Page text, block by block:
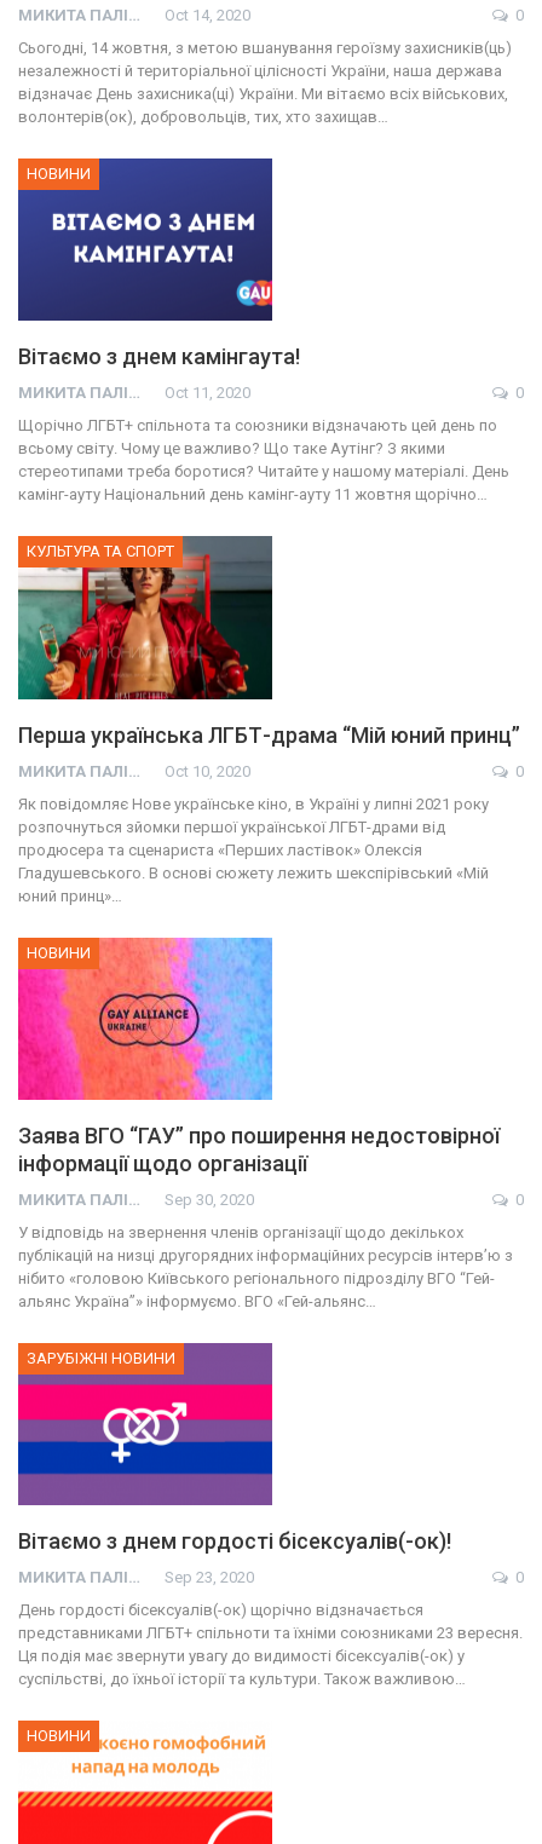
МИКИТА ПАЛІЙ Oct 14, 2020
0
Сьогодні, 14 жовтня, з метою вшанування героїзму захисників(ць)
незалежності й територіальної цілісності України, наша держава
відзначає День захисника(ці) України. Ми вітаємо всіх військових,
волонтерів(ок), добровольців, тих, хто захищав…
НОВИНИ
Вітаємо з днем камінгаута!
МИКИТА ПАЛІЙ Oct 11, 2020
0
Щорічно ЛГБТ+ спільнота та союзники відзначають цей день по
всьому світу. Чому це важливо? Що таке Аутінг? З якими
стереотипами треба боротися? Читайте у нашому матеріалі. День
камінг-ауту Національний день камінг-ауту 11 жовтня щорічно…
КУЛЬТУРА ТА СПОРТ
Перша українська ЛГБТ-драма “Мій юний принц”
МИКИТА ПАЛІЙ Oct 10, 2020
0
Як повідомляє Нове українське кіно, в Україні у липні 2021 року
розпочнуться зйомки першої української ЛГБТ-драми від
продюсера та сценариста «Перших ластівок» Олексія
Гладушевського. В основі сюжету лежить шекспірівський «Мій
юний принц»…
НОВИНИ
Заява ВГО “ГАУ” про поширення недостовірної
інформації щодо організації
МИКИТА ПАЛІЙ Sep 30, 2020
0
У відповідь на звернення членів організації щодо декількох
публікацій на низці другорядних інформаційних ресурсів інтерв’ю з
нібито «головою Київського регіонального підрозділу ВГО “Гей-
альянс Україна”» інформуємо. ВГО «Гей-альянс…
ЗАРУБІЖНІ НОВИНИ
Вітаємо з днем гордості бісексуалів(-ок)!
МИКИТА ПАЛІЙ Sep 23, 2020
0
День гордості бісексуалів(-ок) щорічно відзначається
представниками ЛГБТ+ спільноти та їхніми союзниками 23 вересня.
Ця подія має звернути увагу до видимості бісексуалів(-ок) у
суспільстві, до їхньої історії та культури. Також важливою…
НОВИНИ